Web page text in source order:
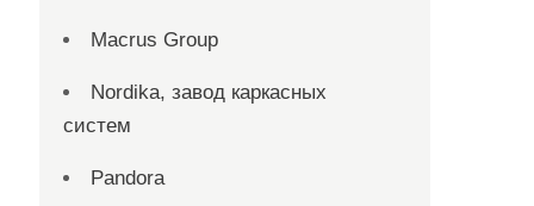
Macrus Group
Nordika, завод каркасных
систем
Pandora